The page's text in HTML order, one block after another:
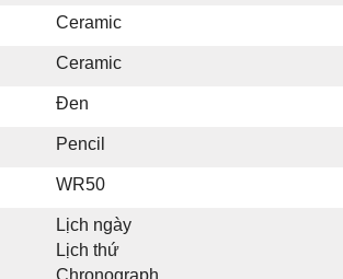
Ceramic
Ceramic
Đen
Pencil
WR50
Lịch ngày
Lịch thứ